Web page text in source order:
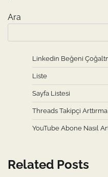
Ara
Linkedin Beğeni
Liste
Sayfa Listesi
Threads Takipçi
YouTube Abone Nasıl
Related Posts